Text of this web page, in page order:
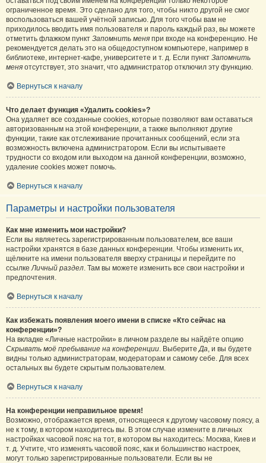
ограниченное время. Это сделано для того, чтобы никто другой не смог
воспользоваться вашей учётной записью. Для того чтобы вам не
приходилось вводить имя пользователя и пароль каждый раз, вы можете
отметить флажком пункт Запомнить меня при входе на конференцию. Не
рекомендуется делать это на общедоступном компьютере, например в
библиотеке, интернет-кафе, университете и т. д. Если пункт Запомнить
меня отсутствует, это значит, что администратор отключил эту функцию.
Вернуться к началу
Что делает функция «Удалить cookies»?
Она удаляет все созданные cookies, которые позволяют вам оставаться
авторизованным на этой конференции, а также выполняют другие
функции, такие как отслеживание прочитанных сообщений, если эта
возможность включена администратором. Если вы испытываете
трудности со входом или выходом на данной конференции, возможно,
удаление cookies может помочь.
Вернуться к началу
Параметры и настройки пользователя
Как мне изменить мои настройки?
Если вы являетесь зарегистрированным пользователем, все ваши
настройки хранятся в базе данных конференции. Чтобы изменить их,
щёлкните на имени пользователя вверху страницы и перейдите по
ссылкеЛичный раздел. Там вы можете изменить все свои настройки и
предпочтения.
Вернуться к началу
Как избежать появления моего имени в списке «Кто сейчас на
конференции»?
На вкладке «Личные настройки» в личном разделе вы найдёте опцию
Скрывать моё пребывание на конференции. ВыберитеДа, и вы будете
видны только администраторам, модераторам и самому себе. Для всех
остальных вы будете скрытым пользователем.
Вернуться к началу
На конференции неправильное время!
Возможно, отображается время, относящееся к другому часовому поясу, а
не к тому, в котором находитесь вы. В этом случае измените в личных
настройках часовой пояс на тот, в котором вы находитесь: Москва, Киев и
т. д. Учтите, что изменять часовой пояс, как и большинство настроек,
могут только зарегистрированные пользователи. Если вы не